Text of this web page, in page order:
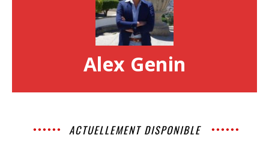
Alex Genin
ACTUELLEMENT DISPONIBLE